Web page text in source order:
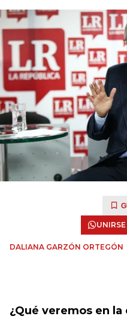
DALIANA GARZÓN ORTEGÓN
¿Qué veremos en